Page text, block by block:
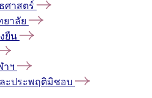
ศาสตร์
าลัย
ยืน
าฯ
ะประพฤติมิชอบ